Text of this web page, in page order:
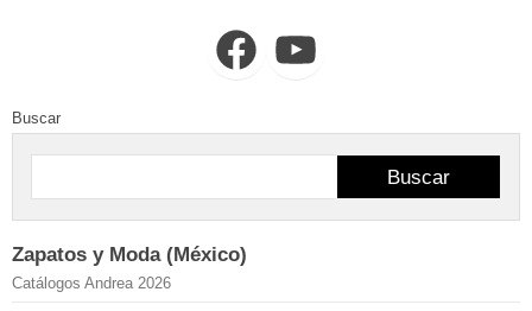
FacebookYouTube
Buscar
Buscar
Zapatos y Moda (México)
Catálogos Andrea 2026